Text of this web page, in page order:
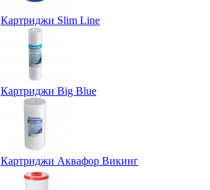
Картриджи Slim Line
Картриджи Big Blue
Картриджи Аквафор Викинг